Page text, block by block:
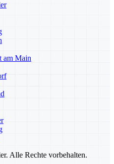
am Main
Alle Rechte vorbehalten.